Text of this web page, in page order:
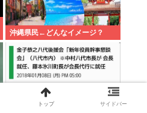
沖縄県民←どんなイメージ？
トップ サイドバー